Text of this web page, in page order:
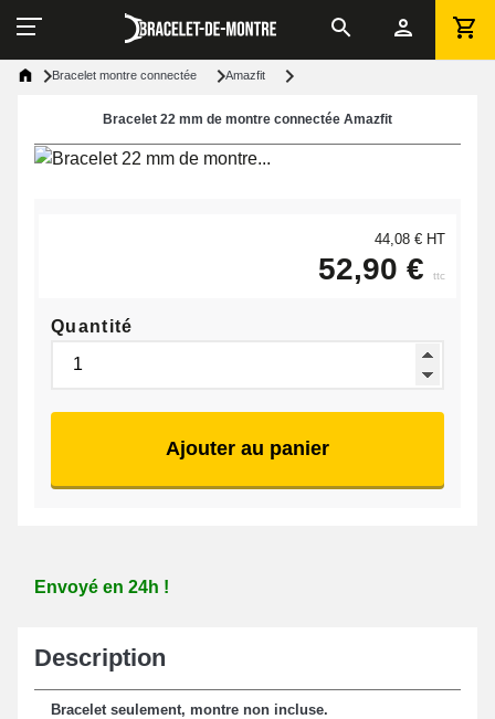
Bracelet montre connectée Amazfit
Bracelet 22 mm de montre connectée Amazfit
44,08 € HT
52,90 € ttc
Quantité
Ajouter au panier
Envoyé en 24h !
Description
Bracelet seulement, montre non incluse.